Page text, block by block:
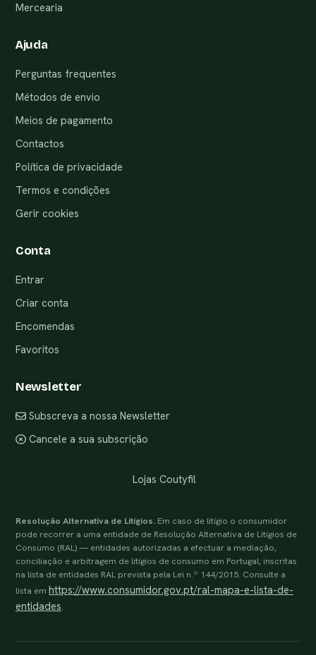
Mercearia
Ajuda
Perguntas frequentes
Métodos de envio
Meios de pagamento
Contactos
Política de privacidade
Termos e condições
Gerir cookies
Conta
Entrar
Criar conta
Encomendas
Favoritos
Newsletter
Subscreva a nossa Newsletter
Cancele a sua subscrição
Lojas Coutyfil
Resolução Alternativa de Litígios. Em caso de litígio o consumidor
pode recorrer a uma entidade de Resolução Alternativa de Litígios de
Consumo (RAL) — entidades autorizadas a efectuar a mediação,
conciliação e arbitragem de litígios de consumo em Portugal, inscritas
na lista de entidades RAL prevista pela Lei n.º 144/2015. Consulte a
lista em https://www.consumidor.gov.pt/ral-mapa-e-lista-de-
entidades.